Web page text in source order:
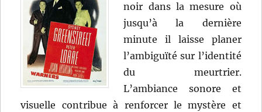
noir dans la mesure où
jusqu’à la dernière
minute il laisse planer
l’ambiguïté sur l’identité
du meurtrier.
L’ambiance sonore et
visuelle contribue à renforcer le mystère et